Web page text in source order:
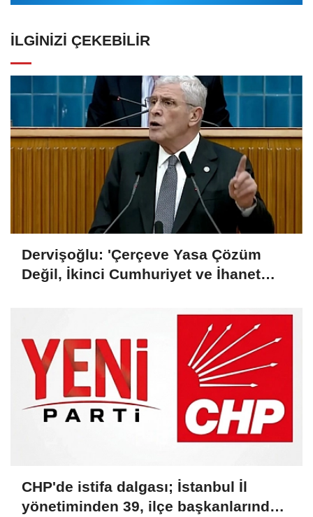
İLGINIZI ÇEKEBILIR
Dervişoğlu: 'Çerçeve Yasa Çözüm
Değil, İkinci Cumhuriyet ve İhanet
CHP'de istifa dalgası; İstanbul İl
yönetiminden 39, ilçe başkanlarından